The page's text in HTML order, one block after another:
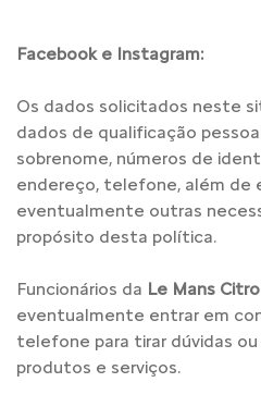
Facebook e Instagram:
Os dados solicitados neste
dados de qualificação
sobrenome, números de
endereço, telefone, além de
eventualmente outras
propósito desta política.
Funcionários da Le Mans
eventualmente entrar em
telefone para tirar dúvidas
produtos e serviços.